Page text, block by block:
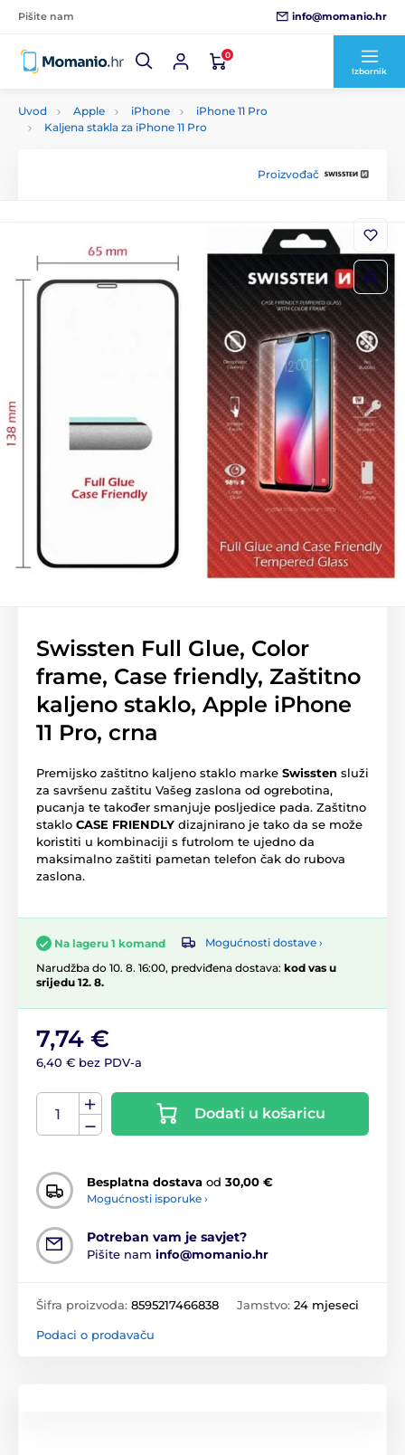
Pišite nam info@momanio.hr
0
Izbornik
Uvod Apple iPhone
iPhone 11 Pro
Kaljena stakla za iPhone 11 Pro
Proizvođač
Swissten Full Glue, Color
frame, Case friendly, Zaštitno
kaljeno staklo, Apple iPhone
11 Pro, crna
Premijsko zaštitno kaljeno staklo marke Swissten služi
za savršenu zaštitu Vašeg zaslona od ogrebotina,
pucanja te također smanjuje posljedice pada. Zaštitno
staklo CASE FRIENDLY dizajnirano je tako da se može
koristiti u kombinaciji s futrolom te ujedno da
maksimalno zaštiti pametan telefon čak do rubova
zaslona.
Na lageru 1 komand
Mogućnosti dostave ›
Narudžba do 10. 8. 16:00, predviđena dostava: kod vas u
srijedu 12. 8.
7,74 €
6,40 € bez PDV-a
Dodati u košaricu
Besplatna dostava od 30,00 €
Mogućnosti isporuke ›
Potreban vam je savjet?
Pišite nam info@momanio.hr
Šifra proizvoda: 8595217466838 Jamstvo: 24 mjeseci
Podaci o prodavaču